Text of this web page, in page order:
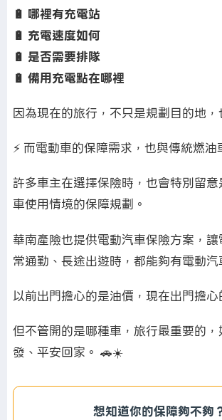
🔋 哪裡有充電站
🔋 充電速度如何
🔋 是否需要排隊
🔋 備用充電點在哪裡
因為現在的旅行，不只是規劃目的地，
⚡ 而電動車的保障需求，也與傳統燃油
許多車主在選擇保險時，也會特別留
車使用情境的保障規劃。
華南產險也提供電動汽車保險方案，
常通勤、長途出遊時，都能夠有電動汽
以前出門擔心的是油價，現在出門擔心
但不管開的是哪種車，旅行最重要的
發、平安回家。 🚗☀️
想知道你的保障夠不夠